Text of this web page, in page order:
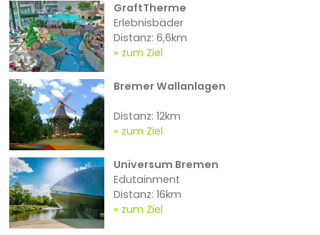
GraftTherme
Erlebnisbäder
Distanz: 6,6km
zum Ziel
Bremer Wallanlagen
Distanz: 12km
zum Ziel
Universum Bremen
Edutainment
Distanz: 16km
zum Ziel